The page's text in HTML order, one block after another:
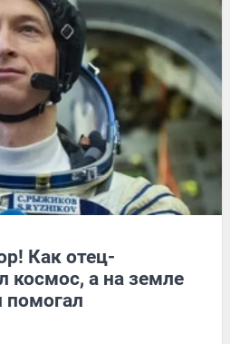
Как отец-
космос, а на земле
помогал